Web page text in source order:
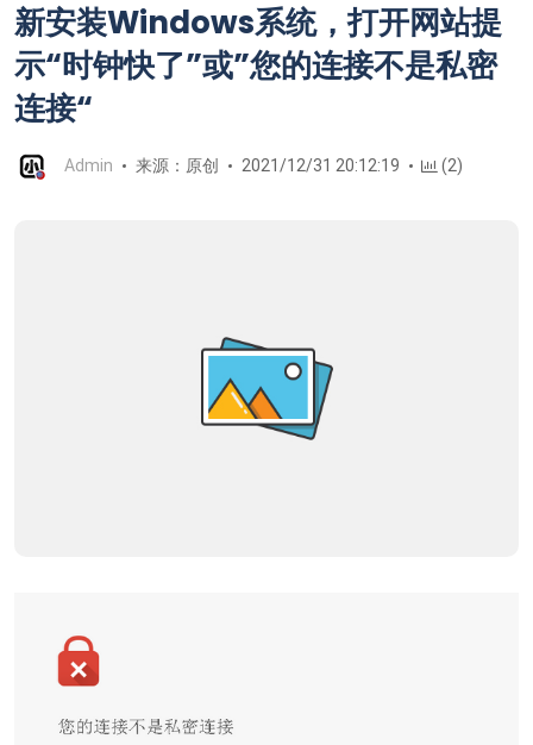
新安装Windows系统，打开网站提
示“时钟快了”或”您的连接不是私密
连接“
Admin 来源：原创 2021/12/31 20:12:19 (2)